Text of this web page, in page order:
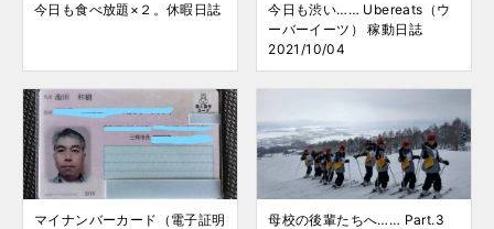
今日も食べ放題×２。休暇日誌
今日も渋い…… Ubereats（ウ
ーバーイーツ） 稼動日誌
2021/10/04
マイナンバーカード（電子証明
母校の後輩たちへ…… Part.3